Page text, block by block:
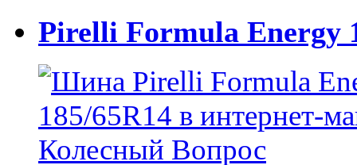
Pirelli Formula Energy